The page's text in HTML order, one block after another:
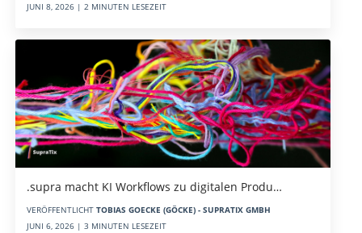
JUNI 8, 2026 | 2 MINUTEN LESEZEIT
.supra macht KI Workflows zu digitalen Produ…
VERÖFFENTLICHT TOBIAS GOECKE (GÖCKE) - SUPRATIX GMBH
JUNI 6, 2026 | 3 MINUTEN LESEZEIT